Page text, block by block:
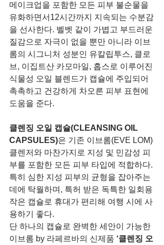
메이크업을 포함한 모든 피부 불순물을
유화하면서12시간까지 지속되는 수분감
을 선사한다. 벨벳 같이 가볍고 부드러운
질감으로 자극이 없을 뿐만 아니라 이브
롬의 시그니처 성분인 유칼립투스, 클로
브, 이집트산 카모마일, 홉스로 이루어진
식물성 오일 블렌드가 캡슐에 주입되어
촉촉하고 건강하게 차오른 피부 표현에
도움을 준다.
클렌징 오일 캡슐(CLEANSING OIL
CAPSULES)은 기존 이브롬(EVE LOM)
클렌저와 마찬가지로 지성 및 민감성 피
부를 포함한 모든 피부 타입에 적합하다.
특히 심한 지성 피부의 균형을 잡아주는
데에 탁월하며, 특허 받은 독특한 일회용
작은 캡슐로 휴대가 편리해 여행 시에 사
용하기 좋다.
단 하나의 캡슐로 완벽한 세안이 가능한
이브롬 by 라페르바의 신제품 ‘클렌징 오